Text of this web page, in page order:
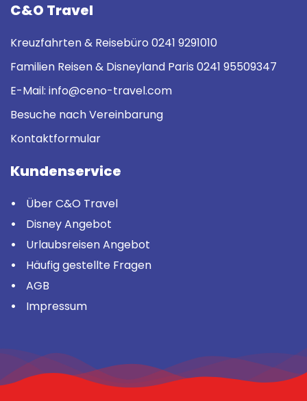
C&O Travel
Kreuzfahrten & Reisebüro 0241 9291010
Familien Reisen & Disneyland Paris 0241 95509347
E-Mail: info@ceno-travel.com
Besuche nach Vereinbarung
Kontaktformular
Kundenservice
Über C&O Travel
Disney Angebot
Urlaubsreisen Angebot
Häufig gestellte Fragen
AGB
Impressum